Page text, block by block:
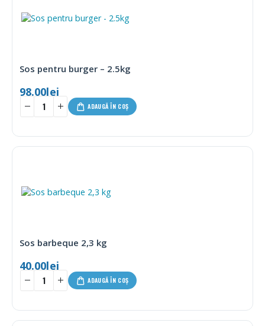
Sos pentru burger – 2.5kg
98.00lei
ADAUGĂ ÎN COȘ
Sos barbeque 2,3 kg
40.00lei
ADAUGĂ ÎN COȘ